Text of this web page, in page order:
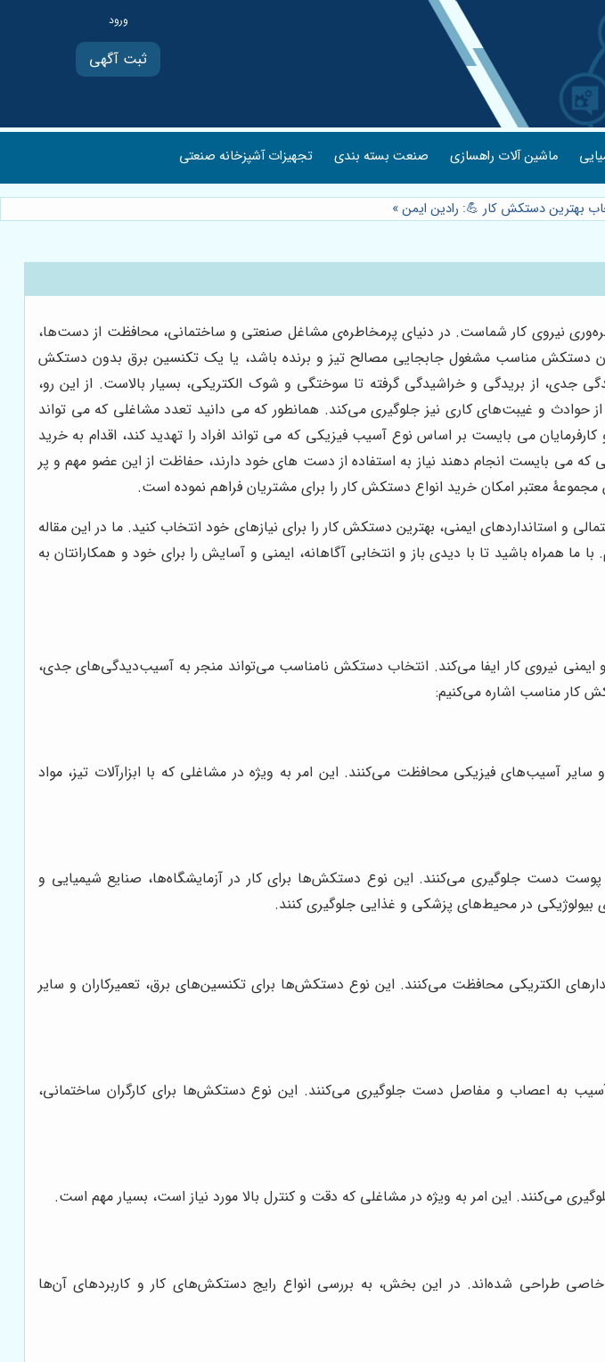
ثبت آگهی
ماشین آلات راهسازی صنعت بسته بندی تجهیزات آشپزخانه صنعتی
بهترین دستکش کار 💪: رادین ایمن»
نیروی کار شماست. در دنیای پرمخاطره‌ی مشاغل صنعتی و ساختمانی، محافظت از دست‌ها،
بدون دستکش مناسب مشغول جابجایی مصالح تیز و برنده باشد، یا یک تکنسین برق بدون دستکش
جدی، از بریدگی و خراشیدگی گرفته تا سوختگی و شوک الکتریکی، بسیار بالاست. از این رو،
حوادث و غیبت‌های کاری نیز جلوگیری می‌کند. همانطور که می دانید تعدد مشاغلی که می تواند
می بایست بر اساس نوع آسیب فیزیکی که می تواند افراد را تهدید کند، اقدام به خرید
که می بایست انجام دهند نیاز به استفاده از دست های خود دارند، حفاظت از این عضو مهم و پر
مجموعۀ معتبر امکان خرید انواع دستکش کار را برای مشتریان فراهم نموده است.
و استانداردهای ایمنی، بهترین دستکش کار را برای نیازهای خود انتخاب کنید. ما در این مقاله
همراه باشید تا با دیدی باز و انتخابی آگاهانه، ایمنی و آسایش را برای خود و همکارانتان به
نیروی کار ایفا می‌کند. انتخاب دستکش نامناسب می‌تواند منجر به آسیب‌دیدگی‌های جدی،
کار مناسب اشاره می‌کنیم:
آسیب‌های فیزیکی محافظت می‌کنند. این امر به ویژه در مشاغلی که با ابزارآلات تیز، مواد
دست جلوگیری می‌کنند. این نوع دستکش‌ها برای کار در آزمایشگاه‌ها، صنایع شیمیایی و
در محیط‌های پزشکی و غذایی جلوگیری کنند.
الکتریکی محافظت می‌کنند. این نوع دستکش‌ها برای تکنسین‌های برق، تعمیرکاران و سایر
به اعصاب و مفاصل دست جلوگیری می‌کنند. این نوع دستکش‌ها برای کارگران ساختمانی،
می‌کنند. این امر به ویژه در مشاغلی که دقت و کنترل بالا مورد نیاز است، بسیار مهم است.
طراحی شده‌اند. در این بخش، به بررسی انواع رایج دستکش‌های کار و کاربردهای آن‌ها